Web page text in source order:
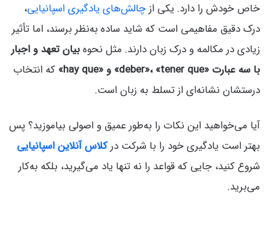
خاص خودش را دارد. یکی ازچالش‌های یادگیری اسپانیایی،
درک دقیق مفاهیمی است که شاید ساده به‌نظر برسند، اما تأثیر
زیادی در مکالمه و درک زبان دارند. مثل نحوهبیان تعهد و اجبار
با سه عبارت «deber»، «tener que» و «hay que»
که انتخاب
درستشان نشانه‌ای از تسلط به زبان است.
آیا می‌خواهید این نکات را به‌طور عمیق و اصولی بیاموزید؟ پس
بهتر است یادگیری خود را با شرکت درکلاس آنلاین اسپانیایی
شروع کنید، جایی که قواعد را نه تنها یاد می‌گیرید، بلکه به‌کار
می‌برید.